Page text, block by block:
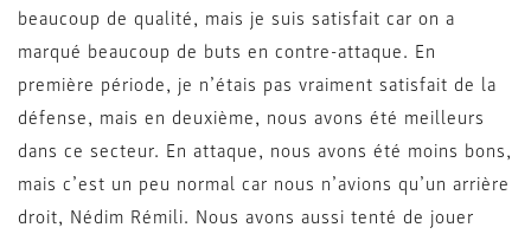
beaucoup de qualité, mais je suis satisfait car on a
marqué beaucoup de buts en contre-attaque. En
première période, je n’étais pas vraiment satisfait de la
défense, mais en deuxième, nous avons été meilleurs
dans ce secteur. En attaque, nous avons été moins bons,
mais c’est un peu normal car nous n’avions qu’un arrière
droit, Nédim Rémili. Nous avons aussi tenté de jouer